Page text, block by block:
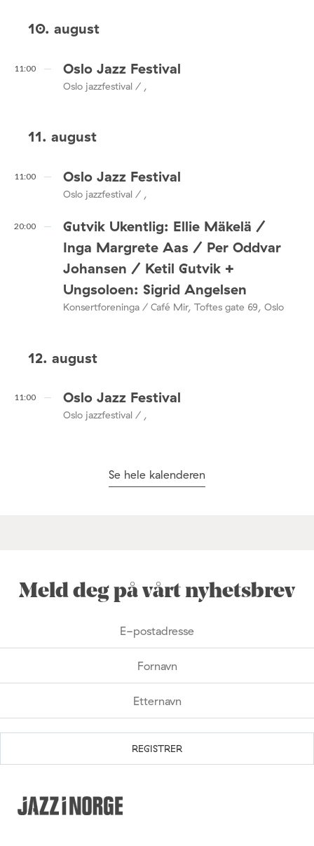
10. august
11:00 Oslo Jazz Festival
Oslo jazzfestival / ,
11. august
11:00 Oslo Jazz Festival
Oslo jazzfestival / ,
20:00
Gutvik Ukentlig: Ellie Mäkelä /
Inga Margrete Aas / Per Oddvar
Johansen / Ketil Gutvik +
Ungsoloen: Sigrid Angelsen
Konsertforeninga / Café Mir, Toftes gate 69, Oslo
12. august
11:00 Oslo Jazz Festival
Oslo jazzfestival / ,
Se hele kalenderen
Meld deg på vårt nyhetsbrev